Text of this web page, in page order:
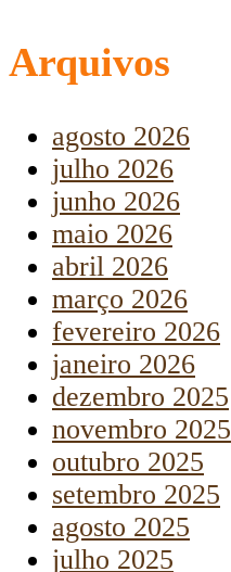
Arquivos
agosto 2026
julho 2026
junho 2026
maio 2026
abril 2026
março 2026
fevereiro 2026
janeiro 2026
dezembro 2025
novembro 2025
outubro 2025
setembro 2025
agosto 2025
julho 2025